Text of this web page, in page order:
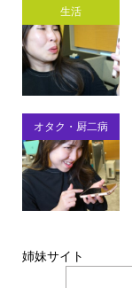
生活
オタク・厨二病
姉妹サイト